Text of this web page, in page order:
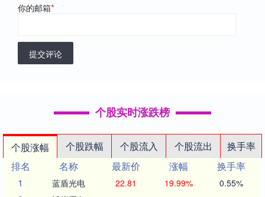
你的邮箱*
提交评论
个股实时涨跌榜
个股涨幅 个股跌幅 个股流入 个股流出
换手率
排名
名称 最新价 涨幅
换手率
1
蓝盾光电 22.81 19.99% 0.55%